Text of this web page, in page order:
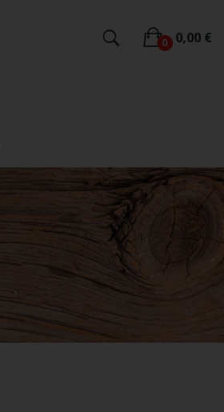
0 0,00 €